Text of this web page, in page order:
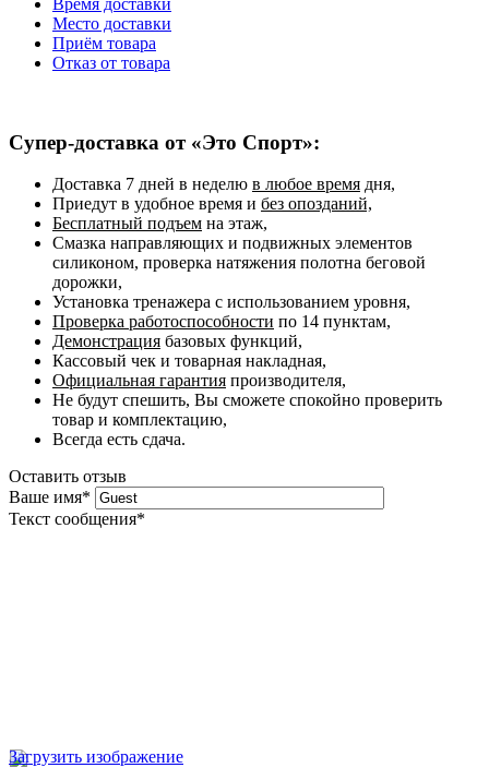
Время доставки
Место доставки
Приём товара
Отказ от товара
Супер-доставка от «Это Спорт»:
Доставка 7 дней в неделю в любое время дня,
Приедут в удобное время и без опозданий,
Бесплатный подъем на этаж,
Смазка направляющих и подвижных элементов
силиконом, проверка натяжения полотна беговой
дорожки,
Установка тренажера с использованием уровня,
Проверка работоспособности по 14 пунктам,
Демонстрация базовых функций,
Кассовый чек и товарная накладная,
Официальная гарантия производителя,
Не будут спешить, Вы сможете спокойно проверить
товар и комплектацию,
Всегда есть сдача.
Оставить отзыв
Ваше имя*
Текст сообщения*
Загрузить изображение